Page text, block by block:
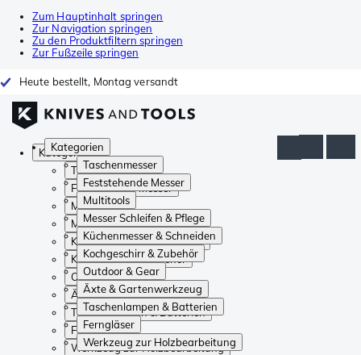
Zum Hauptinhalt springen
Zur Navigation springen
Zu den Produktfiltern springen
Zur Fußzeile springen
Heute bestellt, Montag versandt
Kategorien
Taschenmesser
Feststehende Messer
Multitools
Messer Schleifen & Pflege
Küchenmesser & Schneiden
Kochgeschirr & Zubehör
Outdoor & Gear
Äxte & Gartenwerkzeug
Taschenlampen & Batterien
Ferngläser
Werkzeug zur Holzbearbeitung
Kategorien
Taschenmesser
Feststehende Messer
Multitools
Messer Schleifen & Pflege
Küchenmesser & Schneiden
Kochgeschirr & Zubehör
Outdoor & Gear
Äxte & Gartenwerkzeug
Taschenlampen & Batterien
Ferngläser
Werkzeug zur Holzbearbeitung